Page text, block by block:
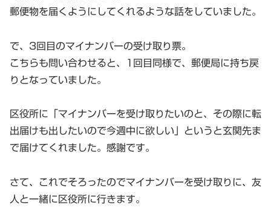
郵便物を届くようにしてくれるような話をしていました。
で、3回目のマイナンバーの受け取り票。
こちらも問い合わせると、1回目同様で、郵便局に持ち戻
りとなっていました。
区役所に「マイナンバーを受け取りたいのと、その際に転
出届けも出したいので今週中に欲しい」というと玄関先ま
で届けてくれました。感謝です。
さて、これでそろったのでマイナンバーを受け取りに、友
人と一緒に区役所に行きます。